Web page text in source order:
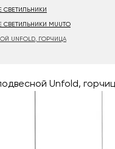
MUUTO
UNFOLD, ГОРЧИЦА